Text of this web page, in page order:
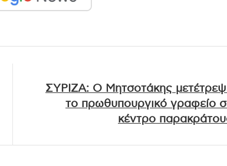
ΣΥΡΙΖΑ: Ο Μητσοτάκης
το πρωθυπουργικό γραφείο
κέντρο